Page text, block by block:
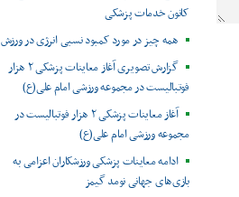
کانون خدمات پزشکی
همه چیز در مورد کمبود نسبی انرژی در ورزش
گزارش تصویری آغاز معاینات پزشکی ۲ هزار
فوتبالیست در مجموعه ورزشی امام علی(ع)
آغاز معاینات پزشکی ۲ هزار فوتبالیست در
مجموعه ورزشی امام علی(ع)
ادامه معاینات پزشکی ورزشکاران اعزامی به
بازی‌های جهانی نومد گیمز